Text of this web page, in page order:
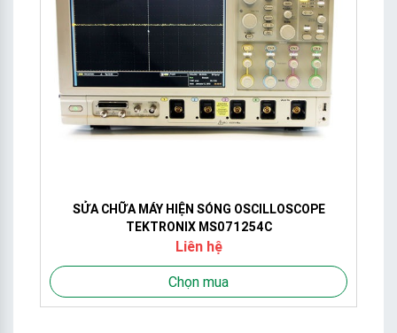
SỬA CHỮA MÁY HIỆN SÓNG OSCILLOSCOPE
TEKTRONIX MS071254C
Liên hệ
Chọn mua